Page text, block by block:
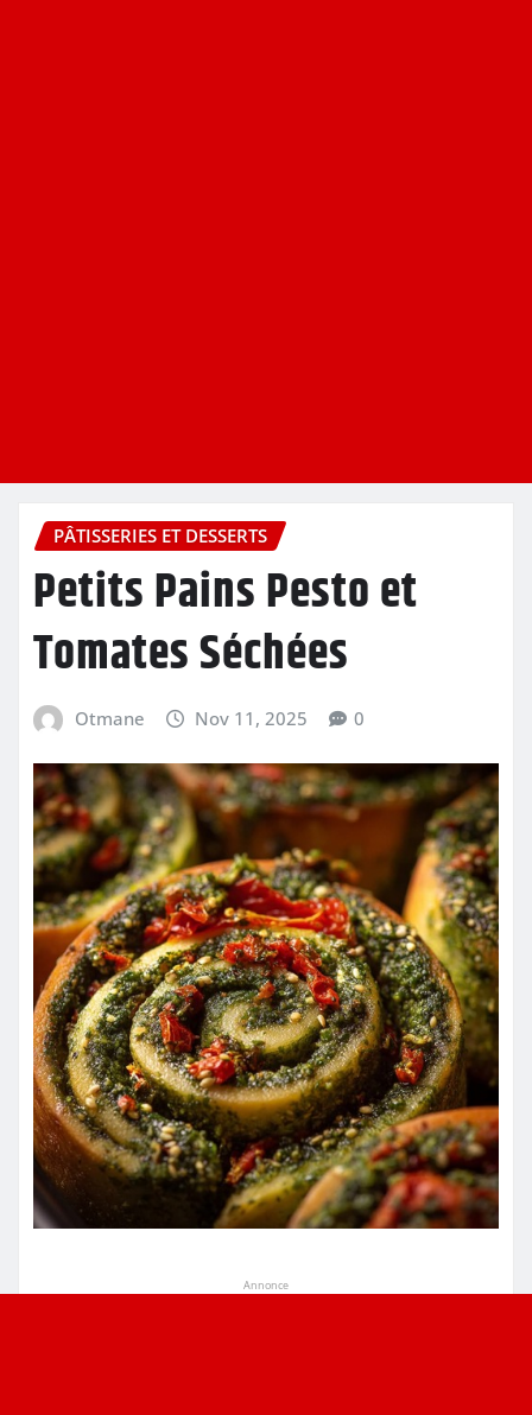
PÂTISSERIES ET DESSERTS
Petits Pains Pesto et
Tomates Séchées
Otmane Nov 11, 2025 0
Annonce